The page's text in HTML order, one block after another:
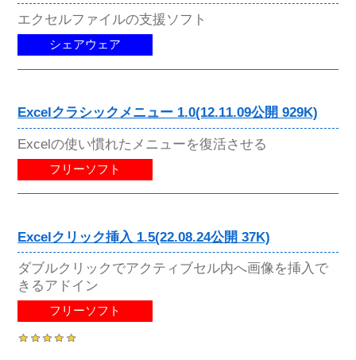
エクセルファイルの支援ソフト
シェアウェア
Excelクラシックメニュー 1.0(12.11.09公開 929K)
Excelの使い慣れたメニューを復活させる
フリーソフト
Excelクリック挿入 1.5(22.08.24公開 37K)
ダブルクリックでアクティブセル内へ画像を挿入で
きるアドイン
フリーソフト